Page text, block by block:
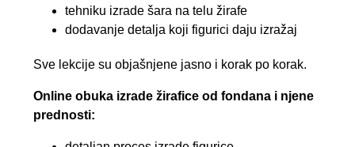
tehniku izrade šara na telu žirafe
dodavanje detalja koji figurici daju izražaj
Sve lekcije su objašnjene jasno i korak po korak.
Online obuka izrade žirafice od fondana i njene
prednosti: